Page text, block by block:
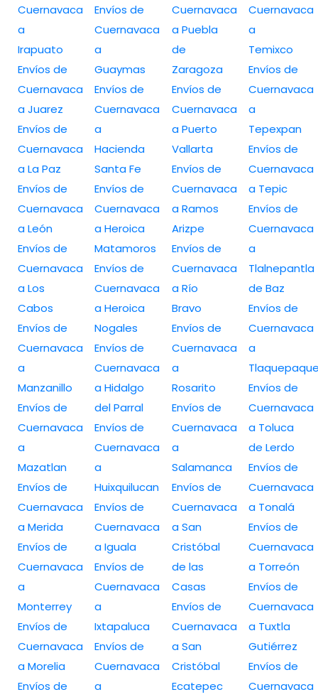
Cuernavaca
a
Irapuato
Envíos de
Cuernavaca
a Juarez
Envíos de
Cuernavaca
a La Paz
Envíos de
Cuernavaca
a León
Envíos de
Cuernavaca
a Los
Cabos
Envíos de
Cuernavaca
a
Manzanillo
Envíos de
Cuernavaca
a
Mazatlan
Envíos de
Cuernavaca
a Merida
Envíos de
Cuernavaca
a
Monterrey
Envíos de
Cuernavaca
a Morelia
Envíos de
Envíos de
Cuernavaca
a
Guaymas
Envíos de
Cuernavaca
a
Hacienda
Santa Fe
Envíos de
Cuernavaca
a Heroica
Matamoros
Envíos de
Cuernavaca
a Heroica
Nogales
Envíos de
Cuernavaca
a Hidalgo
del Parral
Envíos de
Cuernavaca
a
Huixquilucan
Envíos de
Cuernavaca
a Iguala
Envíos de
Cuernavaca
a
Ixtapaluca
Envíos de
Cuernavaca
a
Cuernavaca
a Puebla
de
Zaragoza
Envíos de
Cuernavaca
a Puerto
Vallarta
Envíos de
Cuernavaca
a Ramos
Arizpe
Envíos de
Cuernavaca
a Río
Bravo
Envíos de
Cuernavaca
a
Rosarito
Envíos de
Cuernavaca
a
Salamanca
Envíos de
Cuernavaca
a San
Cristóbal
de las
Casas
Envíos de
Cuernavaca
a San
Cristóbal
Ecatepec
Cuernavaca
a
Temixco
Envíos de
Cuernavaca
a
Tepexpan
Envíos de
Cuernavaca
a Tepic
Envíos de
Cuernavaca
a
Tlalnepantla
de Baz
Envíos de
Cuernavaca
a
Envíos de
Cuernavaca
a Toluca
de Lerdo
Envíos de
Cuernavaca
a Tonalá
Envíos de
Cuernavaca
a Torreón
Envíos de
Cuernavaca
a Tuxtla
Gutiérrez
Envíos de
Cuernavaca